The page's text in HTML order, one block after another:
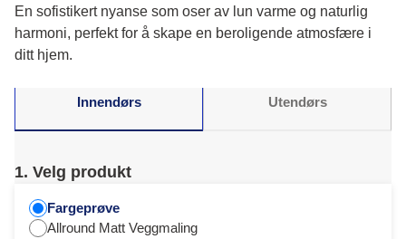
En sofistikert nyanse som oser av lun varme og naturlig
harmoni, perfekt for å skape en beroligende atmosfære i
ditt hjem.
Innendørs Utendørs
1. Velg produkt
Fargeprøve
Allround Matt Veggmaling